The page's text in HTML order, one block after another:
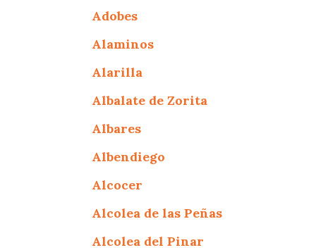
Adobes
Alaminos
Alarilla
Albalate de Zorita
Albares
Albendiego
Alcocer
Alcolea de las Peñas
Alcolea del Pinar